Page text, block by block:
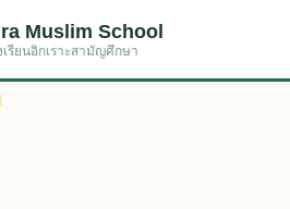
Muslim School
เรียนอิกเราะสามัญศึกษา